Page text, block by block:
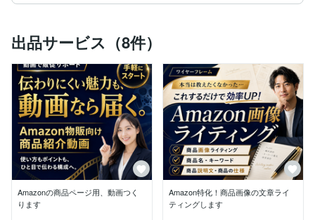
画像を作り直してもクリックされない。
商品ページを改善しても、思うように反応が変わらな
い。
そんな「なぜ？」に何度も向き合い、そのたびに商品
名、画像、説明文、キーワード、広告を見直してきまし
た。
ECは、何か一つを変えれば急に売れるような世界では
ありません。
しかし、お客様が迷っている場所や、商品の魅力が伝わ
っていない部分を一つずつ改善することで、売り場は少
しずつ変わっていきます。
出品サービス（8件）
Amazonの商品ページ用、動画つく
ります
Amazon特化！商品画像の文章ライ
ティングします